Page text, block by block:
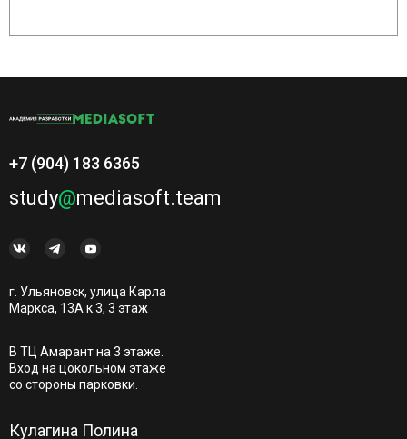
+7 (904) 183 6365
study@mediasoft.team
г. Ульяновск, улица Карла
Маркса, 13А к.3, 3 этаж
В ТЦ Амарант на 3 этаже.
Вход на цокольном этаже
со стороны парковки.
Кулагина Полина